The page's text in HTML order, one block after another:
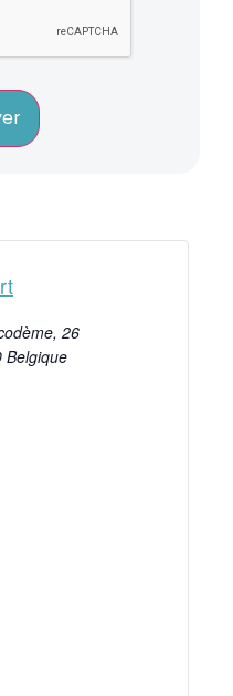
26
Belgique